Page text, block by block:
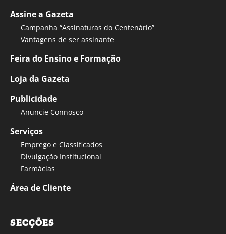
Assine a Gazeta
Campanha “Assinaturas do Centenário”
Vantagens de ser assinante
Feira do Ensino e Formação
Loja da Gazeta
Publicidade
Anuncie Connosco
Serviços
Emprego e Classificados
Divulgação Institucional
Farmácias
Área de Cliente
SECÇÕES